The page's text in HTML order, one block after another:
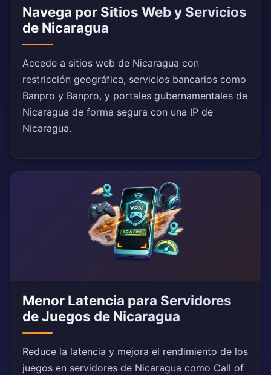
Navega por Sitios Web y Servicios
de Nicaragua
Accede a sitios web de Nicaragua con
restricción geográfica, servicios bancarios como
Banpro y Banpro, y portales gubernamentales de
Nicaragua de forma segura con una IP de
Nicaragua.
Menor Latencia para Servidores
de Juegos de Nicaragua
Reduce la latencia y mejora el rendimiento de los
juegos en servidores de Nicaragua como Call of